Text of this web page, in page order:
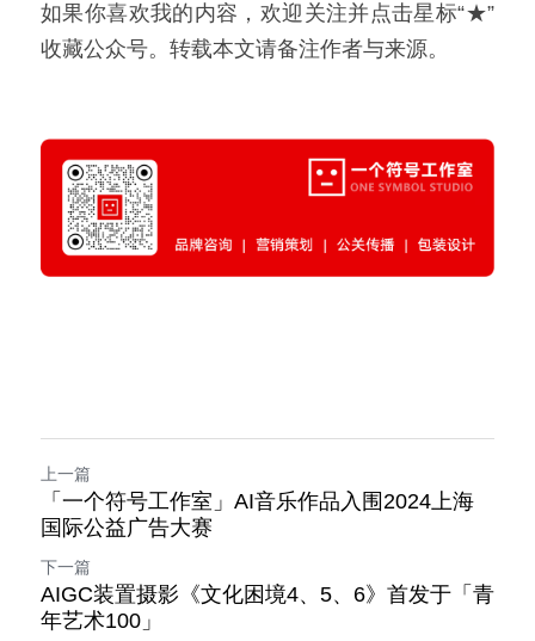
如果你喜欢我的内容，欢迎关注并点击星标“★”
收藏公众号。转载本文请备注作者与来源。
上一篇
「一个符号工作室」AI音乐作品入围2024上海
国际公益广告大赛
下一篇
AIGC装置摄影《文化困境4、5、6》首发于「青
年艺术100」